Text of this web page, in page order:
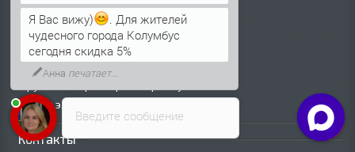
Трубы ВГП (Водогазопроводные)
Трубы ВГП оцинкованные
Трубы электросварные круглые
Трубы электросварные квадратные
Трубы электросварные оцинкованные
Контакты
Введите сообщение
Я Вас вижу)
. Для жителей
чудесного города Колумбус
сегодня скидка 5%
Анна печатает...